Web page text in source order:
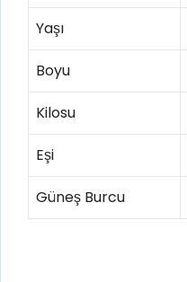
Yaşı
Boyu
Kilosu
Eşi
Güneş Burcu